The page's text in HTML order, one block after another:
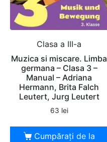
Clasa a III-a
Muzica si miscare. Limba
germana – Clasa 3 –
Manual – Adriana
Hermann, Brita Falch
Leutert, Jurg Leutert
63 lei
Cumpărați de la